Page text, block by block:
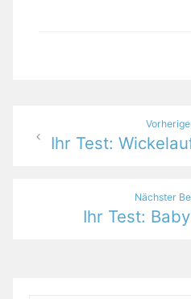
Beitragsnavigation
Ihr Test:
Nächster
Ihr Test: